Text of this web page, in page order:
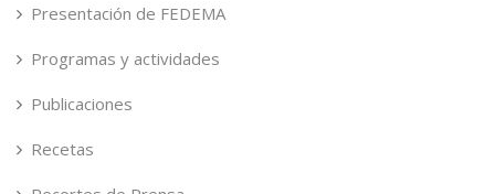
Presentación de FEDEMA
Programas y actividades
Publicaciones
Recetas